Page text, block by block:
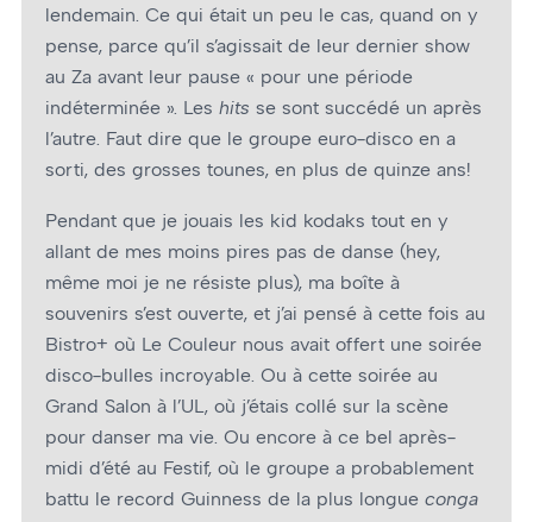
lendemain. Ce qui était un peu le cas, quand on y
pense, parce qu’il s’agissait de leur dernier show
au Za avant leur pause « pour une période
indéterminée ». Les hits se sont succédé un après
l’autre. Faut dire que le groupe euro-disco en a
sorti, des grosses tounes, en plus de quinze ans!
Pendant que je jouais les kid kodaks tout en y
allant de mes moins pires pas de danse (hey,
même moi je ne résiste plus), ma boîte à
souvenirs s’est ouverte, et j’ai pensé à cette fois au
Bistro+ où Le Couleur nous avait offert une soirée
disco-bulles incroyable. Ou à cette soirée au
Grand Salon à l’UL, où j’étais collé sur la scène
pour danser ma vie. Ou encore à ce bel après-
midi d’été au Festif, où le groupe a probablement
battu le record Guinness de la plus longue conga